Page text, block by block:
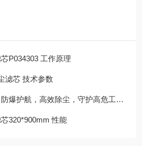
P034303 工作原理
滤芯 技术参数
护航，高效除尘，守护高危工况安全
320*900mm 性能